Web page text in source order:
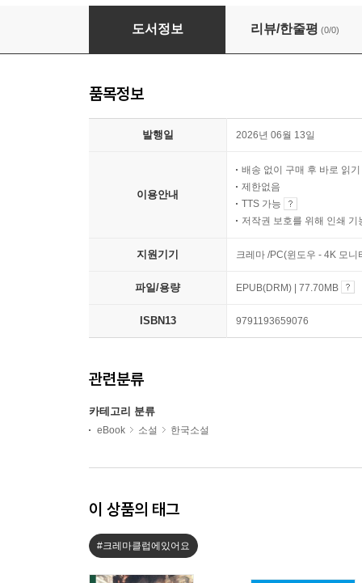
클로버포천스토어
도서정보 리뷰/한줄평 (0/0)
품목정보
발행일 2026년 06월 13일
이용안내
배송 없이 구매 후 바로 읽기
제한없음
TTS 가능
저작권 보호를 위해 인쇄 기
지원기기 크레마 /PC(윈도우 - 4K 모
파일/용량 EPUB(DRM) | 77.70MB
ISBN13 9791193659076
관련분류
카테고리 분류
eBook 소설 한국소설
이 상품의 태그
#크레마클럽에있어요